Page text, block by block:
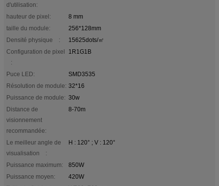
d'utilisation:
hauteur de pixel:
8 mm
taille du module:
256*128mm
Densité physique :
15625dots/㎡
Configuration de pixel
:
1R1G1B
Puce LED:
SMD3535
Résolution de module: 32*16
Puissance de module: 30w
Distance de
visionnement
recommandée:
8-70m
Le meilleur angle de
visualisation :
H : 120° ; V : 120°
Puissance maximum:
850W
Puissance moyen:
420W